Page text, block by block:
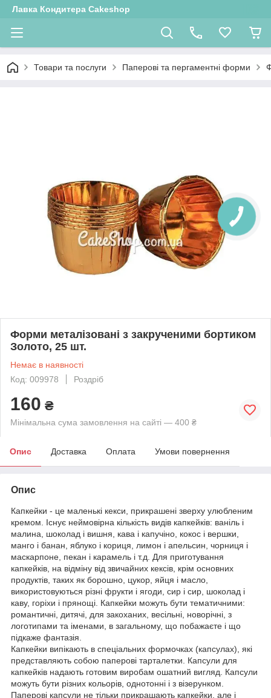
Лавка Кондитера Cakeshop
Товари та послуги Паперові та пергаментні форми
Форми металізовані з закрученими бортиком
Золото, 25 шт.
Немає в наявності
Код: 009978
Роздріб
160 ₴
Мінімальна сума замовлення на сайті — 400 ₴
Опис Доставка Оплата Умови повернення
Опис
Капкейки - це маленькі кекси, прикрашені зверху улюбленим
кремом. Існує неймовірна кількість видів капкейків: ваніль і
малина, шоколад і вишня, кава і капучіно, кокос і вершки,
манго і банан, яблуко і кориця, лимон і апельсин, чорниця і
маскарпоне, пекан і карамель і т.д. Для приготування
капкейків, на відміну від звичайних кексів, крім основних
продуктів, таких як борошно, цукор, яйця і масло,
використовуються різні фрукти і ягоди, сир і сир, шоколад і
каву, горіхи і прянощі. Капкейки можуть бути тематичними:
романтичні, дитячі, для закоханих, весільні, новорічні, з
логотипами та іменами, в загальному, що побажаєте і що
підкаже фантазія.
Капкейки випікають в спеціальних формочках (капсулах), які
представляють собою паперові тарталетки. Капсули для
капкейків надають готовим виробам ошатний вигляд. Капсули
можуть бути різних кольорів, однотонні і з візерунком.
Паперові капсули не тільки прикрашають капкейки, але і